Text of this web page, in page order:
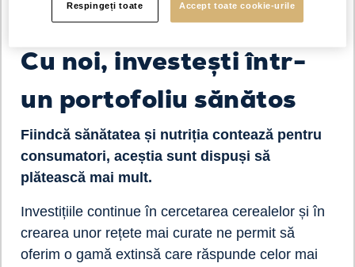
Cu noi, investești într-
un portofoliu sănătos
Fiindcă sănătatea și nutriția contează pentru
consumatori, aceștia sunt dispuși să
plătească mai mult.
Investițiile continue în cercetarea cerealelor și în
crearea unor rețete mai curate ne permit să
oferim o gamă extinsă care răspunde celor mai
Respingeți toate Accept toate cookie-urile